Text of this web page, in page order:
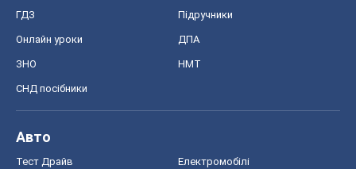
ГДЗ Підручники
Онлайн уроки ДПА
ЗНО НМТ
СНД посібники
Авто
Тест Драйв Електромобілі